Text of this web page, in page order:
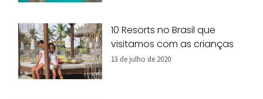
10 Resorts no Brasil que
visitamos com as crianças
13 de julho de 2020